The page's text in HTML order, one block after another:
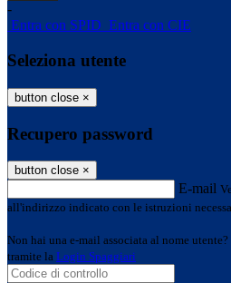
-
Entra con SPID Entra con CIE
Seleziona utente
button close ×
Recupero password
button close ×
E-mail
all'indirizzo indicato con le istruzioni
Non hai una e-mail associata al nome
tramite la Login Spaggiari